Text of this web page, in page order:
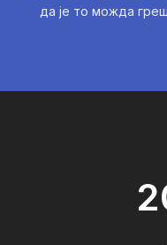
да је то можда